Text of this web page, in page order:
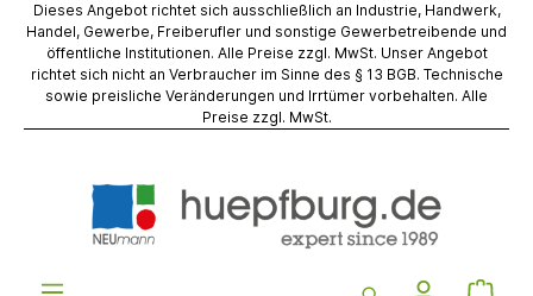
Dieses Angebot richtet sich ausschließlich an Industrie, Handwerk,
Handel, Gewerbe, Freiberufler und sonstige Gewerbetreibende und
öffentliche Institutionen. Alle Preise zzgl. MwSt. Unser Angebot
richtet sich nicht an Verbraucher im Sinne des § 13 BGB. Technische
sowie preisliche Veränderungen und Irrtümer vorbehalten. Alle
Preise zzgl. MwSt.